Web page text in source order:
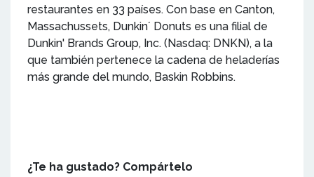
restaurantes en 33 países. Con base en Canton,
Massachussets, Dunkin´ Donuts es una filial de
Dunkin' Brands Group, Inc. (Nasdaq: DNKN), a la
que también pertenece la cadena de heladerías
más grande del mundo, Baskin Robbins.
¿Te ha gustado? Compártelo